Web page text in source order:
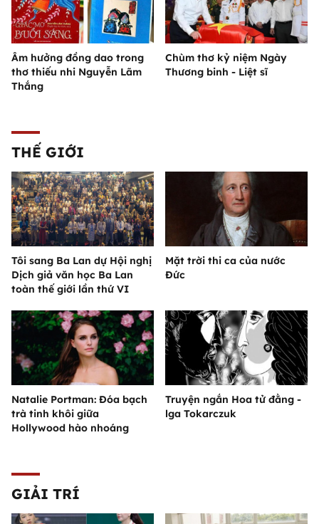
Âm hưởng đồng dao trong
thơ thiếu nhi Nguyễn Lãm
Thắng
Chùm thơ kỷ niệm Ngày
Thương binh - Liệt sĩ
THẾ GIỚI
Tôi sang Ba Lan dự Hội nghị
Dịch giả văn học Ba Lan
toàn thế giới lần thứ VI
Mặt trời thi ca của nước
Đức
Natalie Portman: Đóa bạch
trà tinh khôi giữa
Hollywood hào nhoáng
Truyện ngắn Hoa tử đằng -
lga Tokarczuk
GIẢI TRÍ